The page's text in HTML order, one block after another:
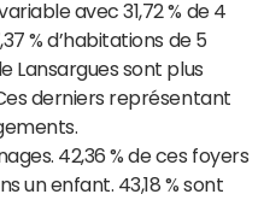
avec 31,72 % de 4
% d’habitations de 5
Lansargues sont plus
derniers représentant
42,36 % de ces foyers
un enfant. 43,18 % sont